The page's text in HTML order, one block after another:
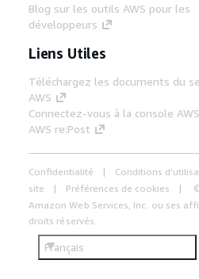
Blog sur les outils AWS pour les
développeurs
Liens Utiles
Téléchargez les documents du
AWS
Connectez-vous à la console AWS
AWS re:Post
Confidentialité
Conditions
site
Préférences de cookies
Amazon Web Services, Inc. ou ses
droits réservés.
Français